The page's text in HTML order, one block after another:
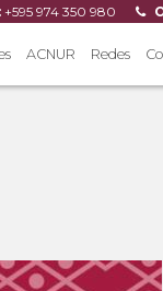
+595 974 350 980
ACNUR Redes